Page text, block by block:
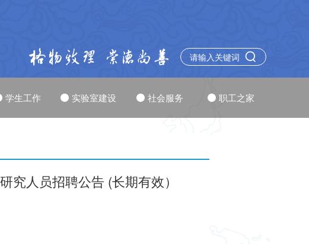
学生工作 实验室建设 社会服务 职工之家
究人员招聘公告 (长期有效）